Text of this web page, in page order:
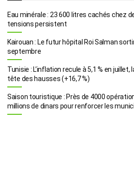
Eau minérale : 23 600 litres cachés chez
tensions persistent
Kairouan : Le futur hôpital Roi Salman
septembre
Tunisie : L’inflation recule à 5,1 % en
tête des hausses (+16,7 %)
Saison touristique : Près de 4000
millions de dinars pour renforcer les